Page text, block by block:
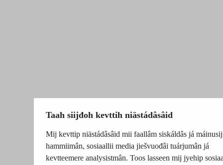
Taah siijđoh kevttih niästádâsâid
Mij kevttip niästádâsâid mii faallâm siskáldâs já máinusij
hammiimân, sosiaallii media jiešvuođâi tuárjumân já
kevtteemere analysistmân. Toos lasseen mij jyehip